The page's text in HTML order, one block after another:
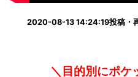
2020-08-13 14:24:19投稿・
＼目的別にポケ